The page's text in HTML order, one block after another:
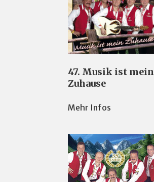
47. Musik ist mein
Zuhause
Mehr Infos